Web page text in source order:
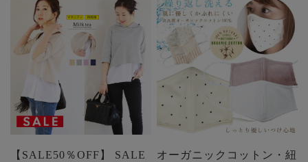
【SALE50％OFF】 SALE
オーガニックコットン・紐